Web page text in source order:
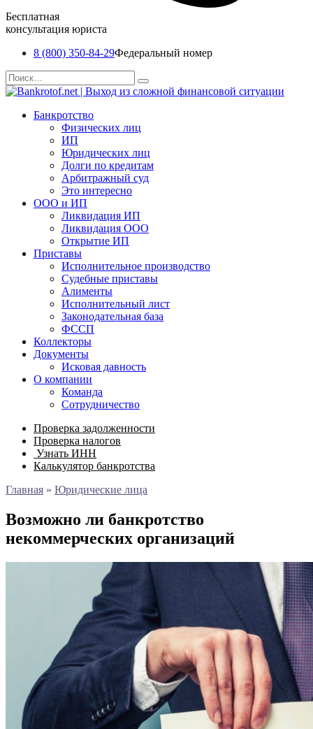
Бесплатная
консультация юриста
8 (800) 350-84-29Федеральный номер
Перейти
к
Search
for:
Банкротство
Физических лиц
ИП
Юридических лиц
Долги по кредитам
Арбитражный суд
Это интересно
ООО и ИП
Ликвидация ИП
Ликвидация ООО
Открытие ИП
Приставы
Исполнительное производство
Судебные приставы
Алименты
Исполнительный лист
Законодательная база
ФССП
Коллекторы
Документы
Исковая давность
О компании
Команда
Сотрудничество
Проверка задолженности
Проверка налогов
Узнать ИНН
Калькулятор банкротства
Главная » Юридические лица
Возможно ли банкротство
некоммерческих организаций